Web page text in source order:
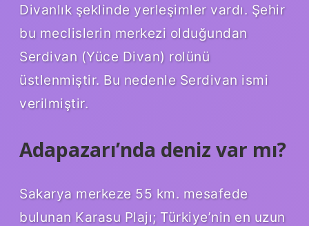
Divanlık şeklinde yerleşimler vardı. Şehir
bu meclislerin merkezi olduğundan
Serdivan (Yüce Divan) rolünü
üstlenmiştir. Bu nedenle Serdivan ismi
verilmiştir.
Adapazarı’nda deniz var mı?
Sakarya merkeze 55 km. mesafede
bulunan Karasu Plajı; Türkiye’nin en uzun